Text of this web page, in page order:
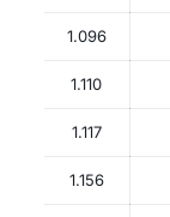
1.096
1.110
1.117
1.156